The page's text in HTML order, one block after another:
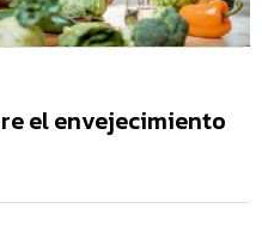
el envejecimiento